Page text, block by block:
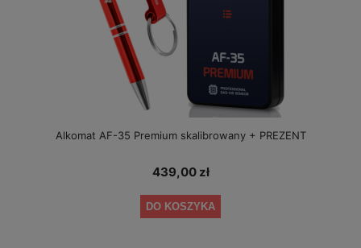
Alkomat AF-35 Premium skalibrowany + PREZENT
439,00 zł
DO KOSZYKA